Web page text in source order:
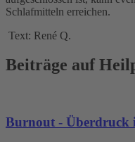
Schlafmitteln erreichen.
Text: René Q.
Beiträge auf
Burnout - Überdruck